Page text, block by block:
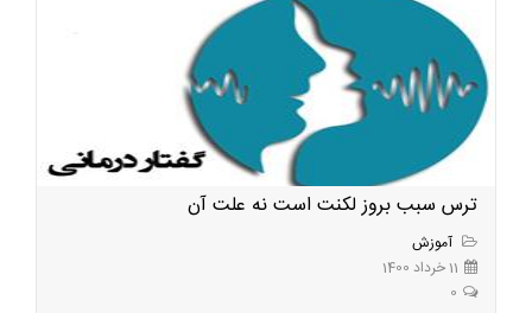
ترس سبب بروز لکنت است نه علت آن
آموزش
11 خرداد 1400
0